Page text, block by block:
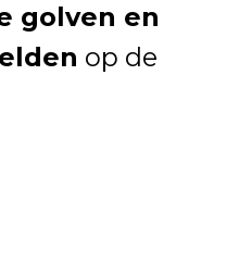
golven en
op de